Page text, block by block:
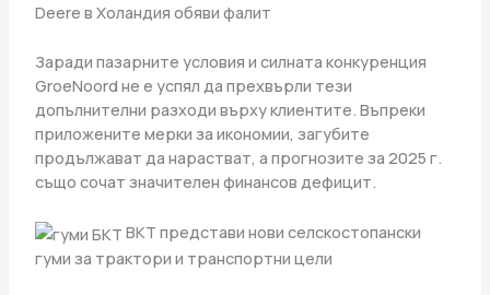
Deere в Холандия обяви фалит
Заради пазарните условия и силната конкуренция
GroeNoord не е успял да прехвърли тези
допълнителни разходи върху клиентите. Въпреки
приложените мерки за икономии, загубите
продължават да нарастват, а прогнозите за 2025 г.
също сочат значителен финансов дефицит.
BKT представи нови селскостопански
гуми за трактори и транспортни цели